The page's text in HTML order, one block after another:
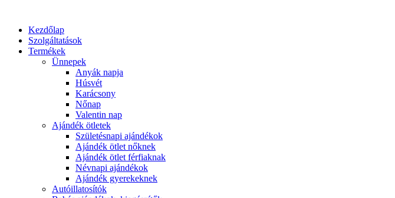
Kezdőlap
Szolgáltatások
Termékek
Ünnepek
Anyák napja
Húsvét
Karácsony
Nőnap
Valentin nap
Ajándék ötletek
Születésnapi ajándékok
Ajándék ötlet nőknek
Ajándék ötlet férfiaknak
Névnapi ajándékok
Ajándék gyerekeknek
Autóillatosítók